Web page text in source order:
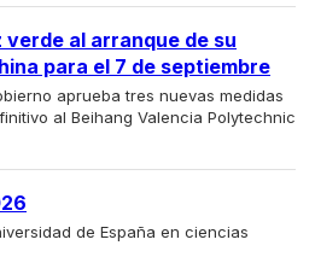
verde al arranque de su
para el 7 de septiembre
aprueba tres nuevas medidas
al Beihang Valencia Polytechnic
de España en ciencias